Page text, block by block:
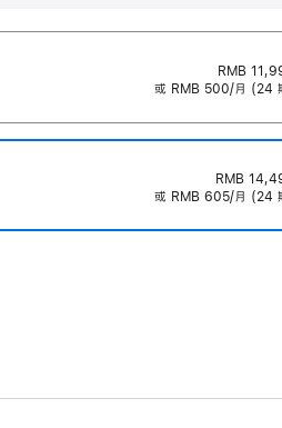
RMB
或 RMB 500/月 (24
RMB
或 RMB 605/月 (24